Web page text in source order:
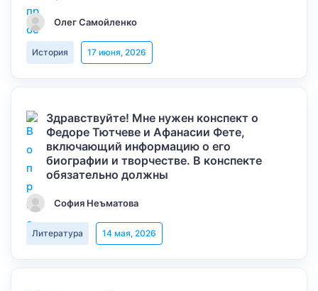
Олег Самойленко
История 17 июня, 2026
Здравствуйте! Мне нужен конспект о
Федоре Тютчеве и Афанасии Фете,
включающий информацию о его
биографии и творчестве. В конспекте
обязательно должны
София Неъматова
Литература 14 мая, 2026